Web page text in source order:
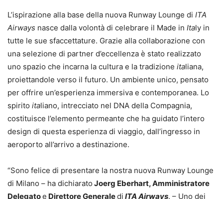
L’ispirazione alla base della nuova Runway Lounge di ITA
Airways nasce dalla volontà di celebrare il Made in Italy in
tutte le sue sfaccettature. Grazie alla collaborazione con
una selezione di partner d’eccellenza è stato realizzato
uno spazio che incarna la cultura e la tradizione italiana,
proiettandole verso il futuro. Un ambiente unico, pensato
per offrire un’esperienza immersiva e contemporanea. Lo
spirito italiano, intrecciato nel DNA della Compagnia,
costituisce l’elemento permeante che ha guidato l’intero
design di questa esperienza di viaggio, dall’ingresso in
aeroporto all’arrivo a destinazione.
“Sono felice di presentare la nostra nuova Runway Lounge
di Milano – ha dichiarato Joerg Eberhart, Amministratore
Delegatoe Direttore Generaledi ITA Airways. – Uno dei